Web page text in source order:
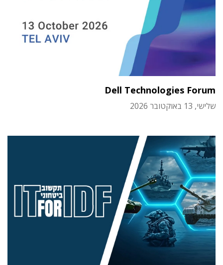
Dell Technologies Forum
שלישי, 13 באוקטובר 2026